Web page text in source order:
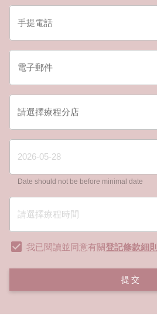
Date should not be before minimal date
我已閱讀並同意有關登記條款細則
提交